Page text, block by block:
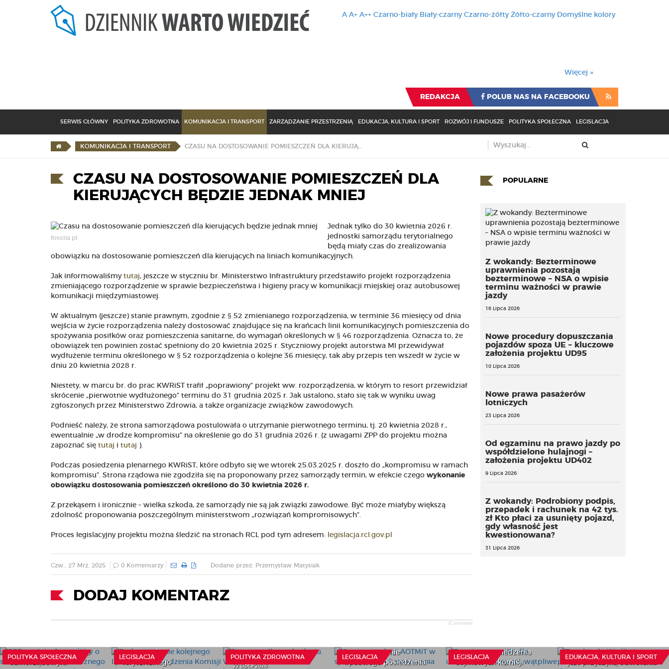
A A+ A++ Czarno-biały Biały-czarny Czarno-żółty Żółto-czarny Domyślne kolory
Więcej »
REDAKCJA POLUB NAS NA FACEBOOKU
SERWIS GŁÓWNY POLITYKA ZDROWOTNA KOMUNIKACJA I TRANSPORT ZARZĄDZANIE PRZESTRZENIĄ EDUKACJA, KULTURA I SPORT ROZWÓJ I FUNDUSZE POLITYKA SPOŁECZNA LEGISLACJA
KOMUNIKACJA I TRANSPORT
CZASU NA DOSTOSOWANIE POMIESZCZEŃ DLA
KIERUJĄCYCH BĘDZIE JEDNAK MNIEJ
fotolia.pl
Jednak tylko do 30 kwietnia 2026 r.
jednostki samorządu terytorialnego
będą miały czas do zrealizowania
obowiązku na dostosowanie pomieszczeń dla kierujących na liniach komunikacyjnych.
Jak informowaliśmy tutaj, jeszcze w styczniu br. Ministerstwo Infrastruktury przedstawiło projekt rozporządzenia
zmieniającego rozporządzenie w sprawie bezpieczeństwa i higieny pracy w komunikacji miejskiej oraz autobusowej
komunikacji międzymiastowej.
W aktualnym (jeszcze) stanie prawnym, zgodnie z § 52 zmienianego rozporządzenia, w terminie 36 miesięcy od dnia
wejścia w życie rozporządzenia należy dostosować znajdujące się na krańcach linii komunikacyjnych pomieszczenia do
spożywania posiłków oraz pomieszczenia sanitarne, do wymagań określonych w § 46 rozporządzenia. Oznacza to, że
obowiązek ten powinien zostać spełniony do 20 kwietnia 2025 r. Styczniowy projekt autorstwa MI przewidywał
wydłużenie terminu określonego w § 52 rozporządzenia o kolejne 36 miesięcy, tak aby przepis ten wszedł w życie w
dniu 20 kwietnia 2028 r.
Niestety, w marcu br. do prac KWRiST trafił „poprawiony” projekt ww. rozporządzenia, w którym to resort przewidział
skrócenie „pierwotnie wydłużonego” terminu do 31 grudnia 2025 r. Jak ustalono, stało się tak w wyniku uwag
zgłoszonych przez Ministerstwo Zdrowia, a także organizacje związków zawodowych.
Podnieść należy, że strona samorządowa postulowała o utrzymanie pierwotnego terminu, tj. 20 kwietnia 2028 r.,
ewentualnie „w drodze kompromisu” na określenie go do 31 grudnia 2026 r. (z uwagami ZPP do projektu można
zapoznać się tutaj i tutaj ).
Podczas posiedzenia plenarnego KWRiST, które odbyło się we wtorek 25.03.2025 r. doszło do „kompromisu w ramach
kompromisu”. Strona rządowa nie zgodziła się na proponowany przez samorządy termin, w efekcie czego wykonanie
obowiązku dostosowania pomieszczeń określono do 30 kwietnia 2026 r.
Z przekąsem i ironicznie – wielka szkoda, że samorządy nie są jak związki zawodowe. Być może miałyby większą
zdolność proponowania poszczególnym ministerstwom „rozwiązań kompromisowych”.
Proces legislacyjny projektu można śledzić na stronach RCL pod tym adresem: legislacja.rcl.gov.pl
Czw., 27 Mrz. 2025 0 Komentarzy Dodane przez: Przemysław Matysiak
DODAJ KOMENTARZ
JComments
POPULARNE
Z wokandy: Bezterminowe
uprawnienia pozostają
bezterminowe – NSA o wpisie
terminu ważności w prawie
jazdy
16 Lipca 2026
Nowe procedury dopuszczania
pojazdów spoza UE – kluczowe
założenia projektu UD95
10 Lipca 2026
Nowe prawa pasażerów
lotniczych
23 Lipca 2026
Od egzaminu na prawo jazdy po
współdzielone hulajnogi –
założenia projektu UD402
9 Lipca 2026
Z wokandy: Podrobiony podpis,
przepadek i rachunek na 42 tys.
zł Kto płaci za usunięty pojazd,
gdy własność jest
kwestionowana?
31 Lipca 2026
POLITYKA SPOŁECZNA
młodzieży na szczeblu
LEGISLACJA
Terytorialnego
POLITYKA ZDROWOTNA
22 Lipca 2026
LEGISLACJA
podsumowanie
lipcowego posiedzenia
LEGISLACJA
Bezpłatne posiłki dla
Relacja z posiedzenia
sejmowych komisji
EDUKACJA, KULTURA I SPORT